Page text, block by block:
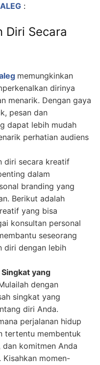
:
Diri Secara
memungkinkan
dirinya
menarik. Dengan gaya
pesan dan
dapat lebih mudah
perhatian audiens
diri secara kreatif
dalam
branding yang
Berikut adalah
yang bisa
konsultan personal
seseorang
diri dengan lebih
yang
dengan
singkat yang
diri Anda.
perjalanan hidup
tertentu membentuk
dan komitmen Anda
Kisahkan momen-